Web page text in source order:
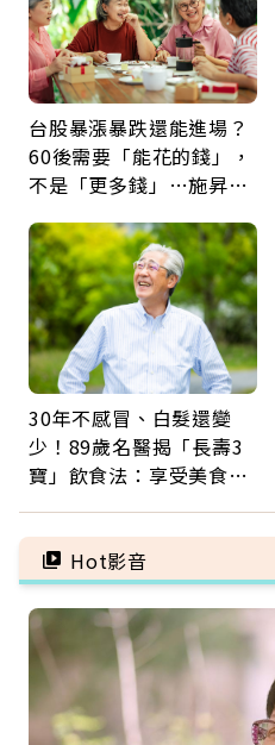
台股暴漲暴跌還能進場？
60後需要「能花的錢」，
不是「更多錢」…施昇
票
30年不感冒、白髮還變
少！89歲名醫揭「長壽3
寶」飲食法：享受美食不
Hot影音